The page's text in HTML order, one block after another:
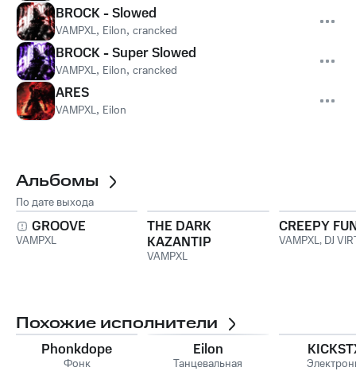
BROCK - Slowed
VAMPXL, Eilon, crancked
BROCK - Super Slowed
VAMPXL, Eilon, crancked
ARES
VAMPXL, Eilon
Альбомы
По дате выхода
GROOVE
VAMPXL
THE DARK
KAZANTIP
VAMPXL
CREEPY
VAMPXL, DJ
Похожие исполнители
Phonkdope
Фонк
Eilon
Танцевальная